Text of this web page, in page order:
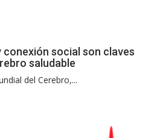
social son claves
saludable
del Cerebro,...